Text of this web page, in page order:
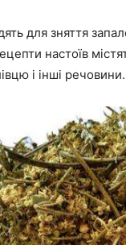
для зняття
настоїв
і інші речовини.